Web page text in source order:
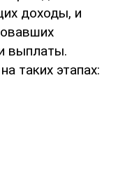
доходы, и
выплаты.
таких этапах: